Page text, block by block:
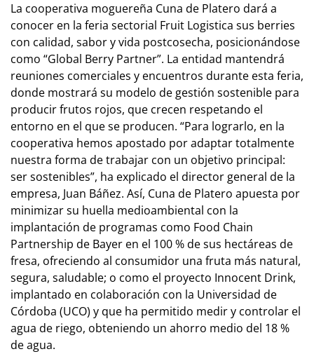
La cooperativa moguereña Cuna de Platero dará a
conocer en la feria sectorial Fruit Logistica sus berries
con calidad, sabor y vida postcosecha, posicionándose
como “Global Berry Partner”. La entidad mantendrá
reuniones comerciales y encuentros durante esta feria,
donde mostrará su modelo de gestión sostenible para
producir frutos rojos, que crecen respetando el
entorno en el que se producen. “Para lograrlo, en la
cooperativa hemos apostado por adaptar totalmente
nuestra forma de trabajar con un objetivo principal:
ser sostenibles”, ha explicado el director general de la
empresa, Juan Báñez. Así, Cuna de Platero apuesta por
minimizar su huella medioambiental con la
implantación de programas como Food Chain
Partnership de Bayer en el 100 % de sus hectáreas de
fresa, ofreciendo al consumidor una fruta más natural,
segura, saludable; o como el proyecto Innocent Drink,
implantado en colaboración con la Universidad de
Córdoba (UCO) y que ha permitido medir y controlar el
agua de riego, obteniendo un ahorro medio del 18 %
de agua.